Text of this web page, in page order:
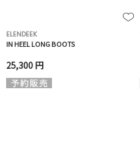
ELENDEEK
IN HEEL LONG BOOTS
25,300 円